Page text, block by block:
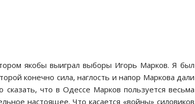
якобы выиграл выборы Игорь Марков. Я был
конечно сила, наглость и напор Маркова дали
что в Одессе Марков пользуется весьма
настоящее. Что касается «войны» силовиков